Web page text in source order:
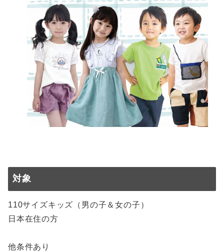
対象
110サイズキッズ（男の子＆女の子）
日本在住の方
他条件あり